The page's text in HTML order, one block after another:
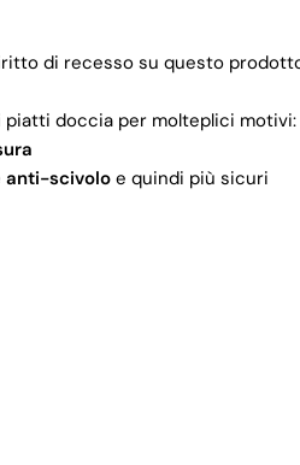
di recesso su questo
doccia per molteplici motivi:
anti-scivolo e quindi più sicuri